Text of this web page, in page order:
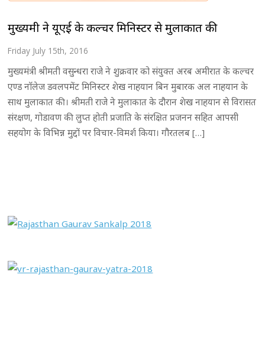
मुख्यमंत्री ने यूएई के कल्चर मिनिस्टर से मुलाकात की
Friday July 15th, 2016
मुख्यमंत्री श्रीमती वसुन्धरा राजे ने शुक्रवार को संयुक्त अरब अमीरात के कल्चर
एण्ड नाॅलेज डवलपमेंट मिनिस्टर शेख नाहयान बिन मुबारक अल नाहयान के
साथ मुलाकात की। श्रीमती राजे ने मुलाकात के दौरान शेख नाहयान से विरासत
संरक्षण, गोडावण की लुप्त होती प्रजाति के संरक्षित प्रजनन सहित आपसी
सहयोग के विभिन्न मुद्दों पर विचार-विमर्श किया। गौरतलब […]